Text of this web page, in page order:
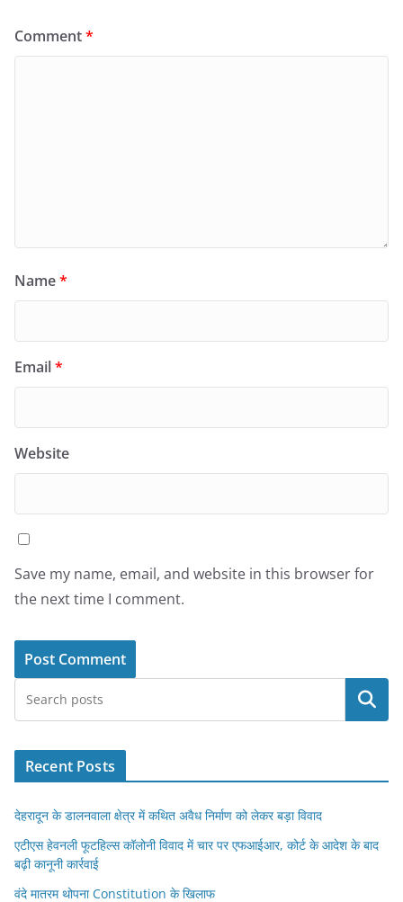
Comment*
Name*
Email*
Website
Save my name, email, and website in this browser for
the next time I comment.
Search
Recent Posts
देहरादून के डालनवाला क्षेत्र में कथित अवैध निर्माण को लेकर बड़ा विवाद
एटीएस हेवनली फूटहिल्स कॉलोनी विवाद में चार पर एफआईआर, कोर्ट के आदेश के बाद
बढ़ी कानूनी कार्रवाई
वंदे मातरम थोपना Constitution के खिलाफ